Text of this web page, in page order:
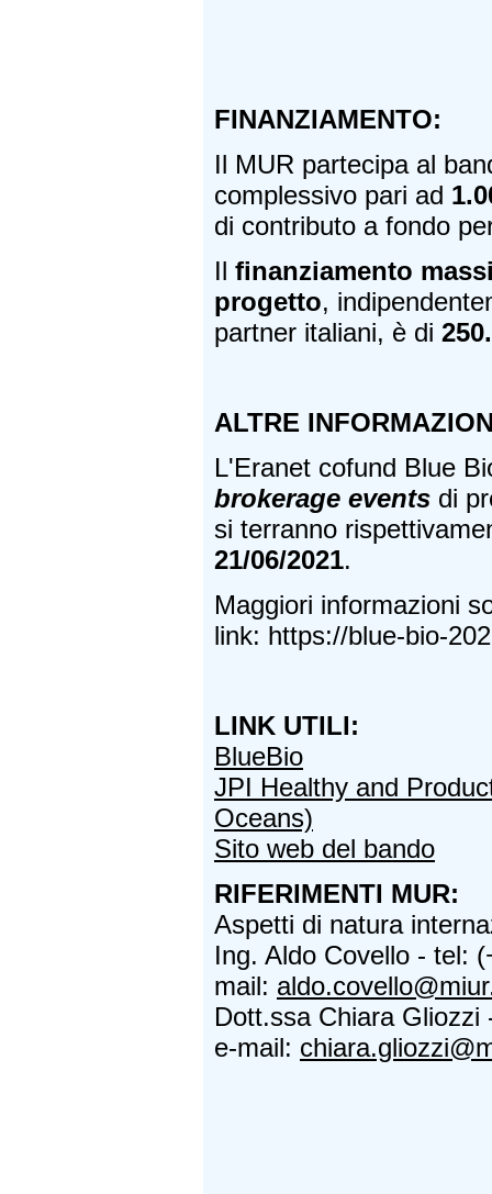
FINANZIAMENTO:
Il MUR partecipa al
complessivo pari ad
di contributo a fondo
Il finanziamento
progetto,
partner italiani, è di
ALTRE
L'Eranet cofund Blue
brokerage events di
si terranno
21/06/2021.
Maggiori informazioni
link: https://blue-bio-
LINK UTILI:
BlueBio
JPI Healthy and
Oceans)
Sito web del bando
RIFERIMENTI MUR:
Aspetti di natura
Ing. Aldo Covello - tel:
mail:
Dott.ssa Chiara
e-mail: